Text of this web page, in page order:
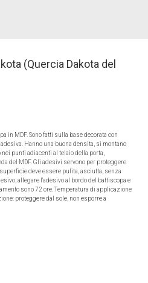
(Quercia Dakota del
in MDF. Sono fatti sulla base decorata con
Hanno una buona densita, si montano
punti adiacenti al telaio della porta,
del MDF. Gli adesivi servono per proteggere
deve essere pulita, asciutta, senza
allegare l'adesivo al bordo del battiscopa e
sono 72 ore. Temperatura di applicazione
proteggere dal sole, non esporre a